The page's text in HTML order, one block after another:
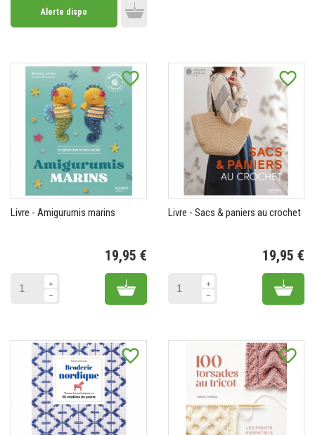
Alerte dispo
favorite_border
Livre - Amigurumis marins
19,95 €
Add to cart
favorite_border
Livre - Sacs & paniers au crochet
19,95 €
Add
favorite_border favorite_border